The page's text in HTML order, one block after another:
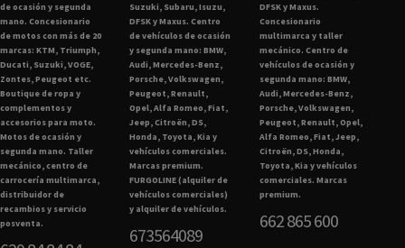
de ocasión y segunda
mano. Concesionario
de motos con más de 20
marcas: KTM, Triumph,
Ducati, Suzuki, VOGE,
Zontes, Peugeot etc.
Boutique de ropa y
complementos y
accesorios para moto.
Motos de ocasión y
segunda mano. Taller
mecánico, centro de
carrocería multimarca,
distribuidor de
recambios y servicio
posventa.
Suzuki, Subaru, Isuzu,
DFSK y Maxus. Centro
de vehículos de ocasión
y segunda mano: BMW,
Audi, Mercedes-Benz,
Porsche, Volkswagen,
Peugeot, Renault,
Opel, Alfa Romeo, Fiat,
Jeep, Citroën, DS,
Honda, Toyota, Kia y
vehículos comerciales.
Marcas premium.
FURGOLINE (alquiler de
vehículos comerciales)
y alquiler de vehículos.
673564089
DFSK y Maxus.
Concesionario
multimarca y taller
mecánico. Centro de
vehículos de ocasión y
segunda mano: BMW,
Audi, Mercedes-Benz,
Porsche, Volkswagen,
Peugeot, Renault, Opel,
Alfa Romeo, Fiat, Jeep,
Citroën, DS, Honda,
Toyota, Kia y vehículos
comerciales. Marcas
premium.
662 865 600